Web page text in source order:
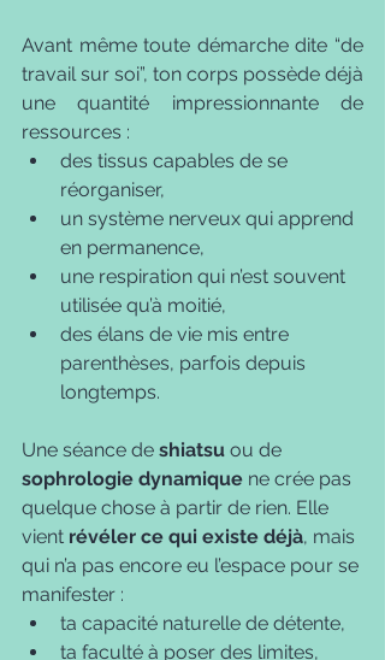
Avant même toute démarche dite “de
travail sur soi”, ton corps possède déjà
une quantité impressionnante de
ressources :
des tissus capables de se
réorganiser,
un système nerveux qui apprend
en permanence,
une respiration qui n’est souvent
utilisée qu’à moitié,
des élans de vie mis entre
parenthèses, parfois depuis
longtemps.
Une séance de shiatsu ou de
sophrologie dynamique ne crée pas
quelque chose à partir de rien. Elle
vient révéler ce qui existe déjà, mais
qui n’a pas encore eu l’espace pour se
manifester :
ta capacité naturelle de détente,
ta faculté à poser des limites,